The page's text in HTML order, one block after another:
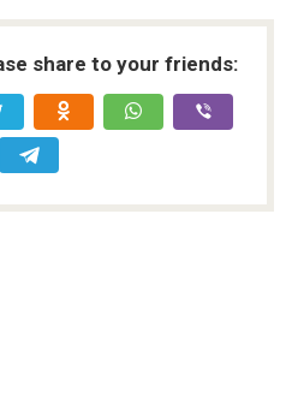
share to your friends: